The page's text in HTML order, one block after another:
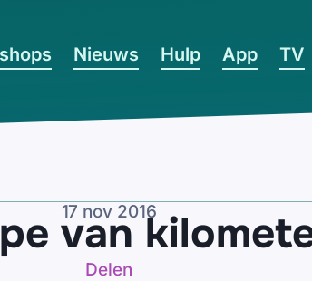
Nieuws Hulp App TV
17 nov 2016
van
Delen